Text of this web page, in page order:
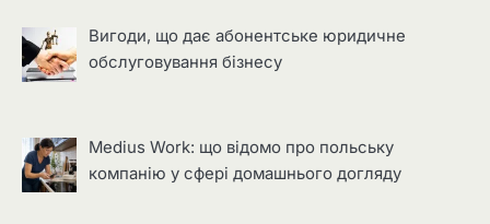
Вигоди, що дає абонентське юридичне
обслуговування бізнесу
Medius Work: що відомо про польську
компанію у сфері домашнього догляду